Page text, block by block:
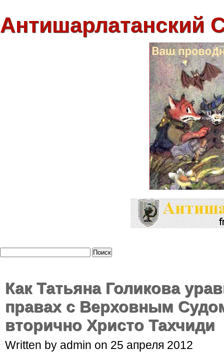
Антишарлатанский
Как Татьяна Голикова
правах с Верховным
вторично Христо Тахчиди
Written by admin on 25 апреля 2012